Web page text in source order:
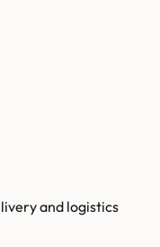
and logistics